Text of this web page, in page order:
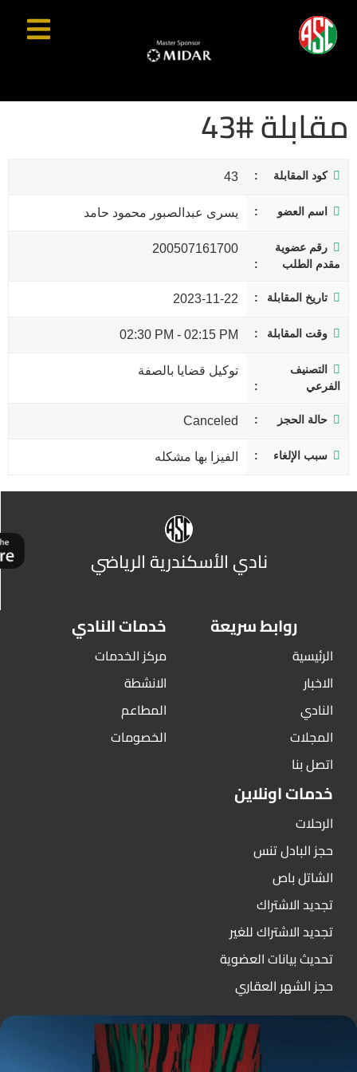
مقابلة #43
كود المقابلة 43
اسم العضو يسرى عبدالصبور محمود حامد
رقم عضوية
مقدم الطلب
200507161700
تاريخ المقابلة 2023-11-22
وقت المقابلة 02:15 PM
-
02:30 PM
التصنيف
الفرعي
توكيل قضايا بالصفة
حالة الحجز Canceled
سبب الإلغاء الفيزا بها مشكله
نادي الأسكندرية الرياضي
روابط سريعة
الرئيسية
الاخبار
النادي
المجلات
اتصل بنا
خدمات النادي
مركز الخدمات
الانشطة
المطاعم
الخصومات
خدمات اونلاين
الرحلات
حجز البادل تنس
الشاتل باص
تجديد الاشتراك
تجديد الاشتراك للغير
تحديث بيانات العضوية
حجز الشهر العقاري